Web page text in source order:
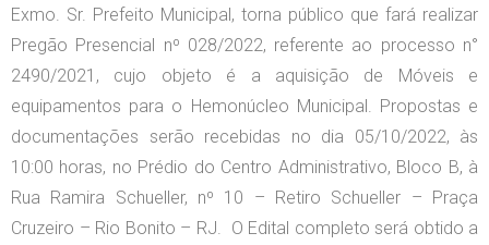
Exmo. Sr. Prefeito Municipal, torna público que fará realizar
Pregão Presencial nº 028/2022, referente ao processo n°
2490/2021, cujo objeto é a aquisição de Móveis e
equipamentos para o Hemonúcleo Municipal. Propostas e
documentações serão recebidas no dia 05/10/2022, às
10:00 horas, no Prédio do Centro Administrativo, Bloco B, à
Rua Ramira Schueller, nº 10 – Retiro Schueller – Praça
Cruzeiro – Rio Bonito – RJ. O Edital completo será obtido a